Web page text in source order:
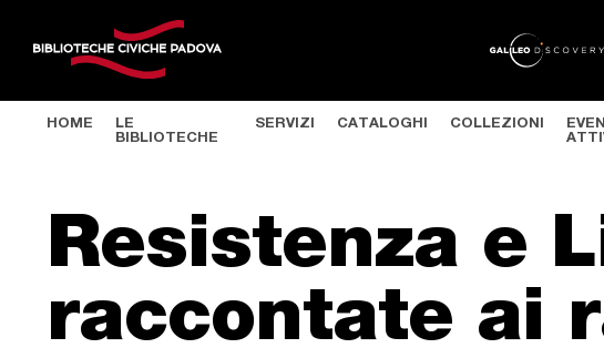
HOME
LE
BIBLIOTECHE
SERVIZI CATALOGHI COLLEZIONI
Resistenza e
raccontate ai